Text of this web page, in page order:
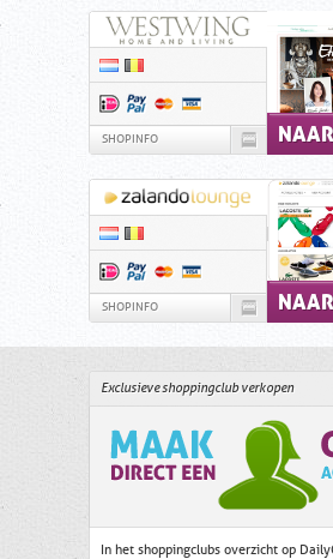
SHOPINFO
SHOPINFO
Exclusieve shoppingclub verkopen
In het shoppingclubs overzicht op